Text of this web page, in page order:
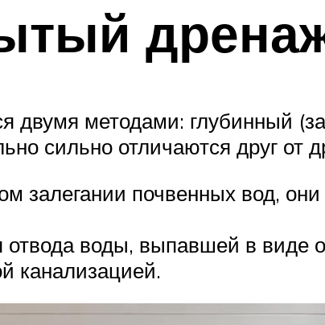
двумя методами: глубинный
сильно отличаются друг от
залегании почвенных вод,
воды, выпавшей в виде
канализацией.